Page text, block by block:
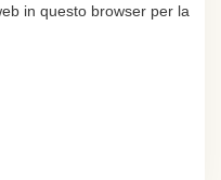
in questo browser per la